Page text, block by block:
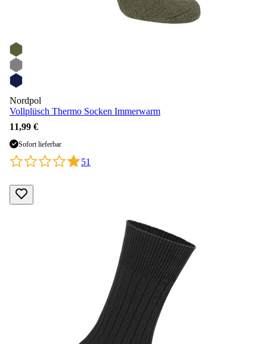
Nordpol
Vollplüsch Thermo Socken Immerwarm
11,99 €
Sofort lieferbar
51